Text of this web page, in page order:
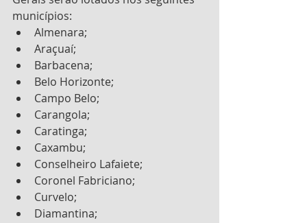
municípios:
Almenara;
Araçuaí;
Barbacena;
Belo Horizonte;
Campo Belo;
Carangola;
Caratinga;
Caxambu;
Conselheiro Lafaiete;
Coronel Fabriciano;
Curvelo;
Diamantina;